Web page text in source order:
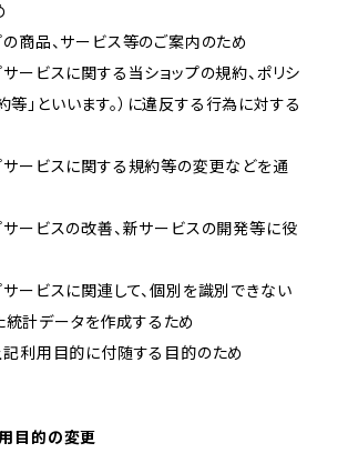
の商品、サービス等のご案内のため
サービスに関する当ショップの規約、ポリシ
等」といいます。）に違反する行為に対する
プサービスに関する規約等の変更などを通
プサービスの改善、新サービスの開発等に役
サービスに関連して、個別を識別できない
計データを作成するため
上記利用目的に付随する目的のため
目的の変更